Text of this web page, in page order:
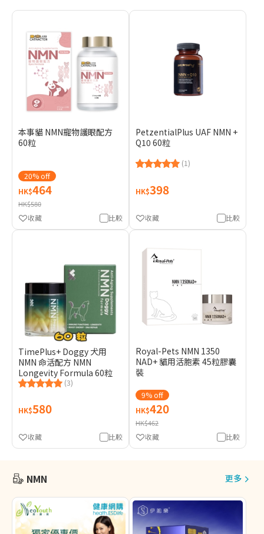
本事貓 NMN寵物護眼配方
60粒
20% off
HK$464
HK$580
比較
收藏
PetzentialPlus UAF NMN +
Q10 60粒
(1)
HK$398
比較
收藏
TimePlus+ Doggy 犬用
NMN 命活配方 NMN
Longevity Formula 60粒
(3)
HK$580
比較
收藏
Royal-Pets NMN 1350
NAD+ 貓用活胞素 45粒膠囊
裝
9% off
HK$420
HK$462
比較
收藏
NMN 更多